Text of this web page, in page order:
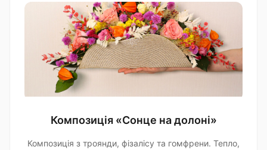
Композиція «Сонце на долоні»
Композиція з троянди, фізалісу та гомфрени. Тепло,